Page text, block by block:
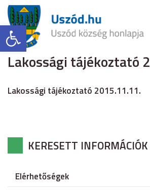
Eszköztár megnyitása
Lakossági tájékoztató
Lakossági tájékoztató 2015.11.11.
KERESETT INFORMÁCIÓK
Elérhetőségek